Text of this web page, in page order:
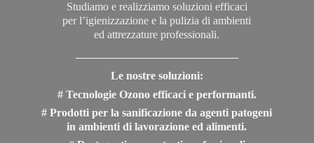
Studiamo e realizziamo soluzioni efficaci
per l’igienizzazione e la pulizia di ambienti
ed attrezzature professionali.
Le nostre soluzioni:
# Tecnologie Ozono efficaci e performanti.
# Prodotti per la sanificazione da agenti patogeni
in ambienti di lavorazione ed alimenti.